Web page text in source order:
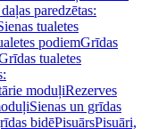
paredzētas:
tualetes
podiemGrīdas
tualetes
moduļiRezerves
Sienas un grīdas
bidēPisuārsPisuāri,